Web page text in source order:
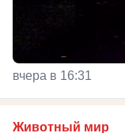
вчера в 16:31
Животный мир